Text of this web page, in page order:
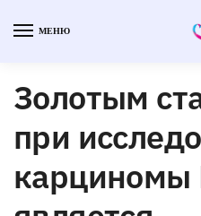
МЕНЮ
Золотым
при
карциномы